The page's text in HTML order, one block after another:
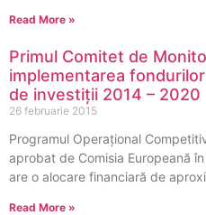
Read More »
Primul Comitet de
implementarea
de investiții 2014 – 2020
26 februarie 2015
Programul Operațional
aprobat de Comisia Europeană
are o alocare financiară de
Read More »